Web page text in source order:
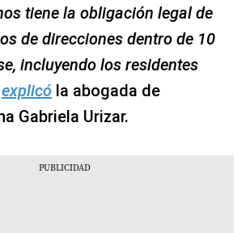
tiene la obligación legal de
de direcciones dentro de 10
incluyendo los residentes
explicó la abogada de
Gabriela Urizar.